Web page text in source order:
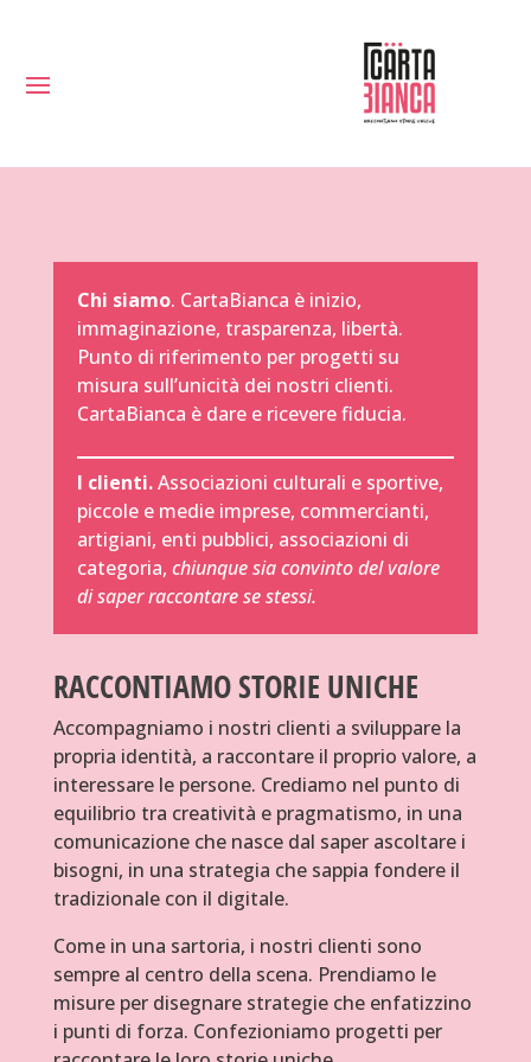
Chi siamo. CartaBianca è inizio,
immaginazione, trasparenza, libertà.
Punto di riferimento per progetti su
misura sull’unicità dei nostri clienti.
CartaBianca è dare e ricevere fiducia.
I clienti.Associazioni culturali e sportive,
piccole e medie imprese, commercianti,
artigiani, enti pubblici, associazioni di
categoria, chiunque sia convinto del valore
di saper raccontare se stessi.
RACCONTIAMO STORIE UNICHE
Accompagniamo i nostri clienti a sviluppare la
propria identità, a raccontare il proprio valore, a
interessare le persone. Crediamo nel punto di
equilibrio tra creatività e pragmatismo, in una
comunicazione che nasce dal saper ascoltare i
bisogni, in una strategia che sappia fondere il
tradizionale con il digitale.
Come in una sartoria, i nostri clienti sono
sempre al centro della scena. Prendiamo le
misure per disegnare strategie che enfatizzino
i punti di forza. Confezioniamo progetti per